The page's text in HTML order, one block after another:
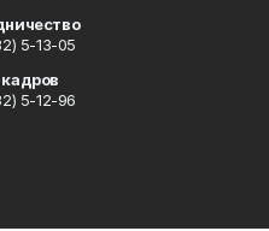
5-13-05
5-12-96